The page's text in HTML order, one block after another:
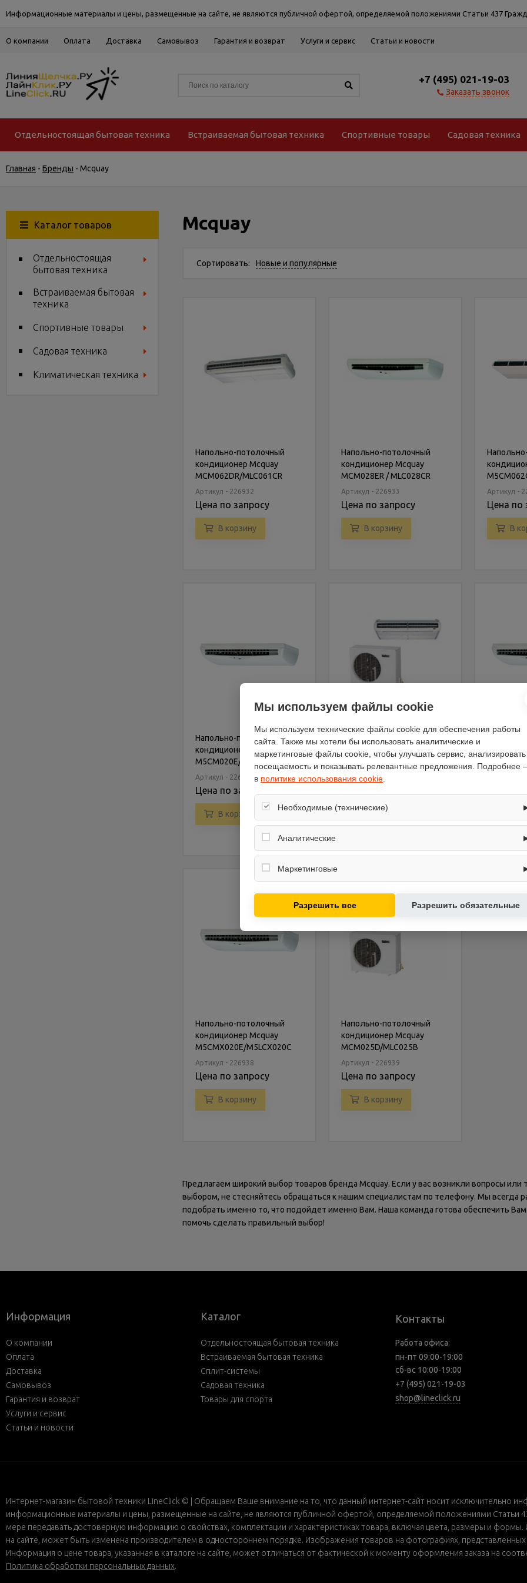
Информационные материалы и цены, размещенные на сайте, не являются публичной офертой, определяемой положениями Статьи 437
О компании Оплата Доставка Самовывоз Гарантия и возврат Услуги и сервис Статьи и новости
+7 (495) 021-19-03
Заказать звонок
Отдельностоящая бытовая техника Встраиваемая бытовая техника Спортивные товары Садовая техника
Главная - Бренды - Mcquay
Mcquay
Сортировать: Новые и популярные
Напольно-потолочный
кондиционер Mcquay
MCM062DR/MLC061CR
Артикул - 226932
Цена по запросу
В корзину
Напольно-потолочный
кондиционер Mcquay
MCM028ER / MLC028CR
Артикул - 226933
Цена по запросу
В корзину
Артикул -
Цена по
В
Напольно-потолочный
кондиционер Mcquay
M5CM020E/M5LC020C
Артикул - 226935
Цена по запросу
В корзину
Напольно-потолочный
кондиционер Mcquay
MCM050D/MLC050C
Артикул - 226936
В корзину
Цена по
В
Напольно-потолочный
кондиционер Mcquay
M5CMX020E/M5LCX020C
Артикул - 226938
Цена по запросу
В корзину
Напольно-потолочный
кондиционер Mcquay
MCM025D/MLC025B
Артикул - 226939
Цена по запросу
В корзину
Предлагаем широкий выбор товаров бренда Mcquay. Если у вас возникли вопросы или
выбором, не стесняйтесь обращаться к нашим специалистам по телефону. Мы всегда
подобрать именно то, что подойдет именно Вам. Наша команда готова обеспечить
помочь сделать правильный выбор!
Каталог товаров
Отдельностоящая
бытовая техника
Встраиваемая бытовая
техника
Спортивные товары
Садовая техника
Климатическая техника
Информация
О компании
Оплата
Доставка
Самовывоз
Гарантия и возврат
Услуги и сервис
Статьи и новости
Каталог
Отдельностоящая бытовая техника
Встраиваемая бытовая техника
Сплит-системы
Садовая техника
Товары для спорта
Контакты
Работа офиса:
пн-пт 09:00-19:00
сб-вс 10:00-19:00
+7 (495) 021-19-03
shop@lineclick.ru
Интернет-магазин бытовой техники LineClick © | Обращаем Ваше внимание на то, что данный интернет-сайт носит исключительно
информационные материалы и цены, размещенные на сайте, не являются публичной офертой, определяемой положениями Статьи
мере передавать достоверную информацию о свойствах, комплектации и характеристиках товара, включая цвета, размеры и формы.
на сайте, может быть изменена производителем в одностороннем порядке. Изображения товаров на фотографиях, представленных
Информация о цене товара, указанная в каталоге на сайте, может отличаться от фактической к моменту оформления заказа на
Политика обработки персональных данных.
Мы используем файлы cookie
Мы используем технические файлы cookie для обеспечения работы
сайта. Также мы хотели бы использовать аналитические и
маркетинговые файлы cookie, чтобы улучшать сервис, анализировать
посещаемость и показывать релевантные предложения. Подробнее
в политике использования cookie
Необходимые (технические)
Обеспечивают корректную работу сайта: оформление заказа, корзина,
вход в личный кабинет. Без них основные функции могут быть
Аналитические
Собирают обезличенную информацию о посещениях и использовании
сайта (например, счётчики аналитики), помогают улучшать интерфейс и
Маркетинговые
Разрешить все Разрешить обязательные